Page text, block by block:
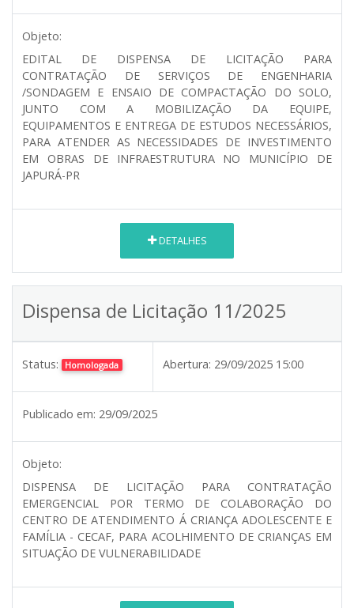
Objeto:
EDITAL DE DISPENSA DE LICITAÇÃO PARA
CONTRATAÇÃO DE SERVIÇOS DE ENGENHARIA
/SONDAGEM E ENSAIO DE COMPACTAÇÃO DO SOLO,
JUNTO COM A MOBILIZAÇÃO DA EQUIPE,
EQUIPAMENTOS E ENTREGA DE ESTUDOS NECESSÁRIOS,
PARA ATENDER AS NECESSIDADES DE INVESTIMENTO
EM OBRAS DE INFRAESTRUTURA NO MUNICÍPIO DE
JAPURÁ-PR
DETALHES
Dispensa de Licitação 11/2025
Status: Homologada Abertura: 29/09/2025 15:00
Publicado em: 29/09/2025
Objeto:
DISPENSA DE LICITAÇÃO PARA CONTRATAÇÃO
EMERGENCIAL POR TERMO DE COLABORAÇÃO DO
CENTRO DE ATENDIMENTO Á CRIANÇA ADOLESCENTE E
FAMÍLIA - CECAF, PARA ACOLHIMENTO DE CRIANÇAS EM
SITUAÇÃO DE VULNERABILIDADE